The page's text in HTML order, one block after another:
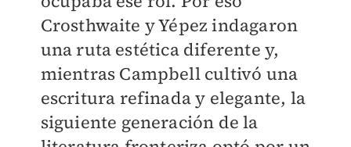
Crosthwaite y Yépez indagaron
una ruta estética diferente y,
mientras Campbell cultivó una
escritura refinada y elegante, la
siguiente generación de la